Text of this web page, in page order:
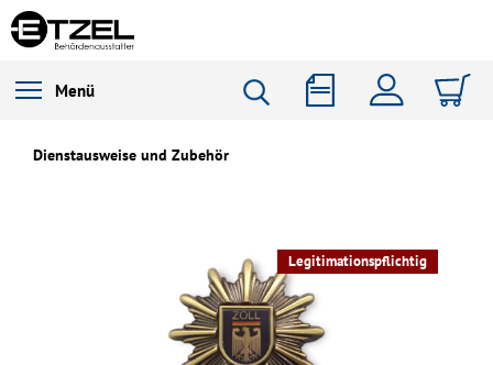
Menü
Dienstausweise und Zubehör
Legitimationspflichtig